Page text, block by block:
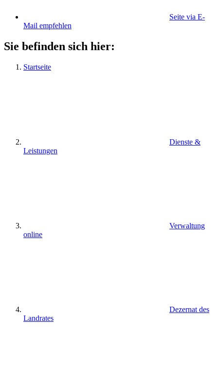
Seite via E-
Mail empfehlen
Sie befinden sich hier:
Startseite
Dienste &
Leistungen
Verwaltung
online
Dezernat des
Landrates